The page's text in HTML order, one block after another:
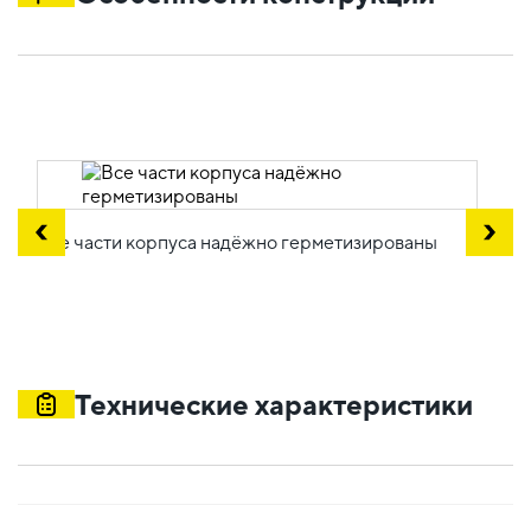
Все части корпуса надёжно герметизированы
Технические характеристики